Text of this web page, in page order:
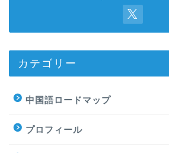
カテゴリー
中国語ロードマップ
プロフィール